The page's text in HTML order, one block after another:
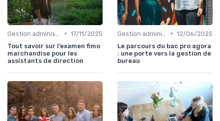
• 17/11/2025
Tout savoir sur l’examen fimo
marchandise pour les
assistants de direction
• 12/06/2025
Le parcours du bac pro agora
: une porte vers la gestion de
bureau